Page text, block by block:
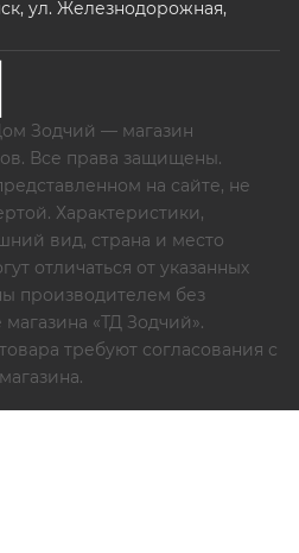
ул. Железнодорожная,
Зодчий — магазин
Все права защищены.
на сайте, не
Характеристики,
вид, страна и место
отличаться от указанных
производителем без
«ТД Зодчий».
требуют согласования с